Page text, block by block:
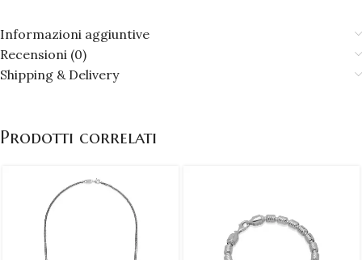
Informazioni aggiuntive
Recensioni (0)
Shipping & Delivery
Prodotti correlati